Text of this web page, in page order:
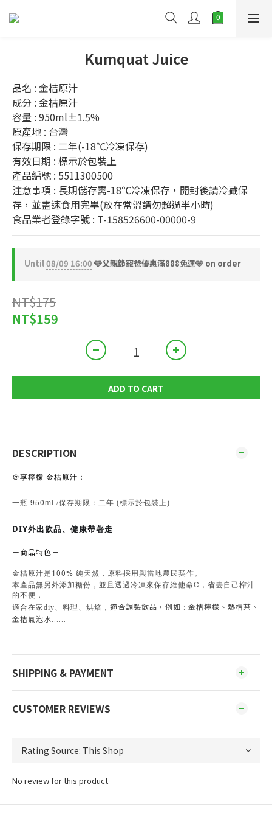
Kumquat Juice
品名 : 金桔原汁
成分 : 金桔原汁
容量 : 950ml±1.5%
原產地 : 台灣
保存期限 : 二年(-18℃冷凍保存)
有效日期 : 標示於包裝上
產品編號 : 5511300500
注意事項 : 長期儲存需-18℃冷凍保存，開封後請冷藏保
存，並盡速食用完畢(放在常溫請勿超過半小時)
食品業者登錄字號 : T-158526600-00000-9
Until08/09 16:00 🩵父親節寵爸優惠滿888免運🩵 on order
NT$175
NT$159
ADD TO CART
DESCRIPTION
＠享檸檬 金桔原汁：
一瓶 950ml /保存期限： 二年 (標示於包裝上)
DIY外出飲品、健康帶著走
－商品特色－
金桔原汁是 100% 純天然，原料採用與當地農民契作。
本產品無另外添加糖份，並且透過冷凍來保存維他命C ，省去自己榨汁
的不便，
適合在家diy、料理、烘焙， 適合調製飲品，例如 : 金桔檸檬、熱桔茶、
金桔氣泡水......
SHIPPING & PAYMENT
CUSTOMER REVIEWS
No review for this product